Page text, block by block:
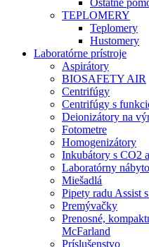
Ostatné
TEPLOMERY
Teplomery
Hustomery
Laboratórne prístroje
Aspirátory
BIOSAFETY AIR
Centrifúgy
Centrifúgy s
Deionizátory na
Fotometre
Homogenizátory
Inkubátory s CO2
Laboratórny
Miešadlá
Pipety radu Assist
Premývačky
Prenosné,
McFarland
Príslušenstvo